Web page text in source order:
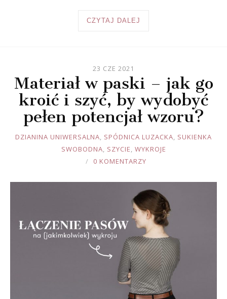
CZYTAJ DALEJ
23 CZE 2021
Materiał w paski – jak go
kroić i szyć, by wydobyć
pełen potencjał wzoru?
JOULE
DZIANINA UNIWERSALNA, SPÓDNICA LUZACKA, SUKIENKA
SWOBODNA, SZYCIE, WYKROJE
0 KOMENTARZY